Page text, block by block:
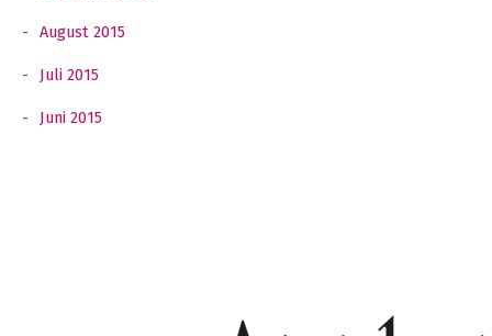
August 2015
Juli 2015
Juni 2015